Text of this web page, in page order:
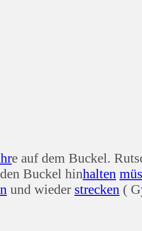
e auf dem Buckel.
Buckel hinhalten
und wieder strecken (